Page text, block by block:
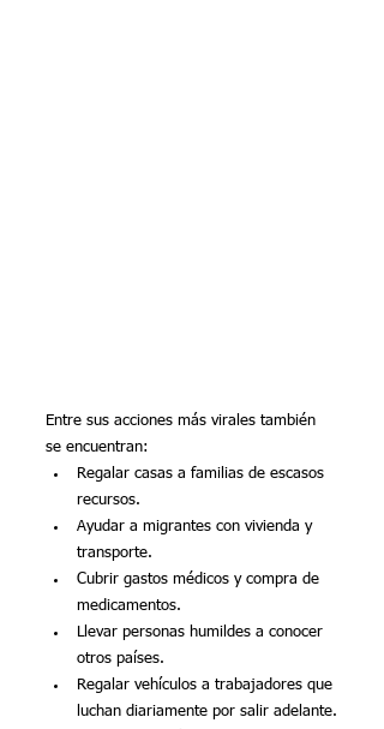
Entre sus acciones más virales también
se encuentran:
Regalar casas a familias de escasos
recursos.
Ayudar a migrantes con vivienda y
transporte.
Cubrir gastos médicos y compra de
medicamentos.
Llevar personas humildes a conocer
otros países.
Regalar vehículos a trabajadores que
luchan diariamente por salir adelante.